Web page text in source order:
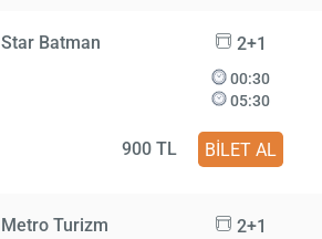
Star Batman 2+1
00:30
05:30
900 TL BİLET AL
Metro Turizm 2+1